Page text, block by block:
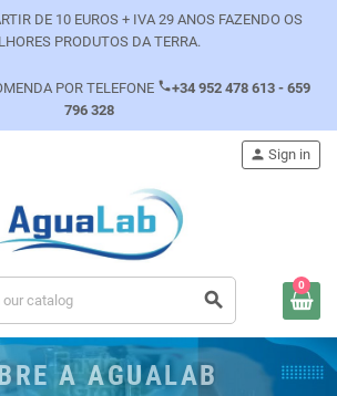
DE 10 EUROS + IVA 29 ANOS FAZENDO OS
PRODUTOS DA TERRA.
POR TELEFONE phone+34 952 478 613 - 659
796 328
search
person Sign in
0